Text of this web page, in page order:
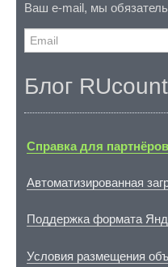
Ваш e-mail, мы
Блог
Справка для партнёров
Автоматизированная
Поддержка формата
Условия размещения